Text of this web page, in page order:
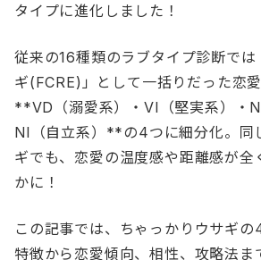
タイプに進化しました！
従来の16種類のラブタイプ診断で
ギ(FCRE)」として一括りだった恋愛
**VD（溺愛系）・VI（堅実系）・
NI（自立系）**の4つに細分化。同
ギでも、恋愛の温度感や距離感が全
かに！
この記事では、ちゃっかりウサギ
特徴から恋愛傾向、相性、攻略法ま